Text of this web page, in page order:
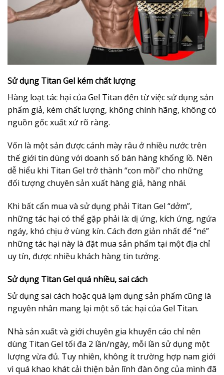
Sử dụng Titan Gel kém chất lượng
Hàng loạt tác hại của Gel Titan đến từ việc sử dụng sản
phẩm giả, kém chất lượng, không chính hãng, không có
nguồn gốc xuất xứ rõ ràng.
Vốn là một sản được cánh mày râu ở nhiều nước trên
thế giới tin dùng với doanh số bán hàng khổng lồ. Nên
dễ hiểu khi Titan Gel trở thành “con mồi” cho những
đối tượng chuyên sản xuất hàng giả, hàng nhái.
Khi bất cẩn mua và sử dụng phải Titan Gel “dởm”,
những tác hại có thể gặp phải là: dị ứng, kích ứng, ngứa
ngáy, khó chịu ở vùng kín. Cách đơn giản nhất để “né”
những tác hại này là đặt mua sản phẩm tại một địa chỉ
uy tín, được nhiều khách hàng tin tưởng.
Sử dụng Titan Gel quá nhiều, sai cách
Sử dụng sai cách hoặc quá lạm dụng sản phẩm cũng là
nguyên nhân mang lại một số tác hại của Gel Titan.
Nhà sản xuất và giới chuyên gia khuyến cáo chỉ nên
dùng Titan Gel tối đa 2 lần/ngày, mỗi lần sử dụng một
lượng vừa đủ. Tuy nhiên, không ít trường hợp nam giới
vì quá khao khát cải thiện bản lĩnh đàn ông của mình đã